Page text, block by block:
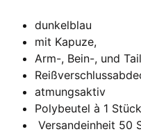
dunkelblau
mit Kapuze,
Arm-, Bein-, und
atmungsaktiv
Polybeutel à 1 Stück
Versandeinheit 50